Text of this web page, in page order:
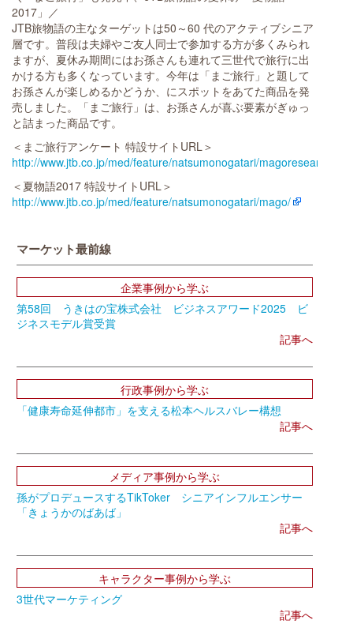
2017」／
JTB旅物語の主なターゲットは50～60 代のアクティブシニア
層です。普段は夫婦やご友人同士で参加する方が多くみられ
ますが、夏休み期間にはお孫さんも連れて三世代で旅行に出
かける方も多くなっています。今年は「まご旅行」と題して
お孫さんが楽しめるかどうか、にスポットをあてた商品を発
売しました。「まご旅行」は、お孫さんが喜ぶ要素がぎゅっ
と詰まった商品です。
＜まご旅行アンケート 特設サイトURL＞
http://www.jtb.co.jp/med/feature/natsumonogatari/magoresearch
＜夏物語2017 特設サイトURL＞
http://www.jtb.co.jp/med/feature/natsumonogatari/mago/
マーケット最前線
企業事例から学ぶ
第58回 うきはの宝株式会社 ビジネスアワード2025 ビ
ジネスモデル賞受賞
記事へ
行政事例から学ぶ
「健康寿命延伸都市」を支える松本ヘルスバレー構想
記事へ
メディア事例から学ぶ
孫がプロデュースするTikToker シニアインフルエンサー
「きょうかのばあば」
記事へ
キャラクター事例から学ぶ
3世代マーケティング
記事へ